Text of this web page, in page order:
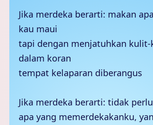
Jika merdeka berarti: makan
kau maui
tapi dengan menjatuhkan
dalam koran
tempat kelaparan diberangus
Jika merdeka berarti: tidak
apa yang memerdekakanku,